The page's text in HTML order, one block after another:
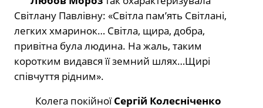
Світлану Павлівну: «Світла пам’ять Світлані,
легких хмаринок… Світла, щира, добра,
привітна була людина. На жаль, таким
коротким видався її земний шлях…Щирі
співчуття рідним».
Колега покійноїСергій Колесніченко